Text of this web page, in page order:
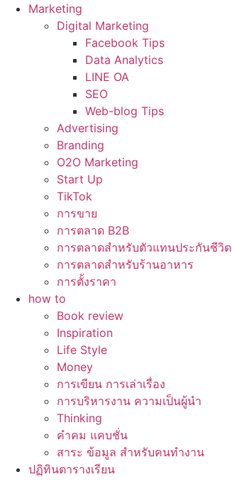
Marketing
Digital Marketing
Facebook Tips
Data Analytics
LINE OA
SEO
Web-blog Tips
Advertising
Branding
O2O Marketing
Start Up
TikTok
การขาย
การตลาด B2B
การตลาดสำหรับตัวแทนประกันชีวิต
การตลาดสำหรับร้านอาหาร
การตั้งราคา
how to
Book review
Inspiration
Life Style
Money
การเขียน การเล่าเรื่อง
การบริหารงาน ความเป็นผู้นำ
Thinking
คำคม แคบชั่น
สาระ ข้อมูล สำหรับคนทำงาน
ปฏิทินตารางเรียน